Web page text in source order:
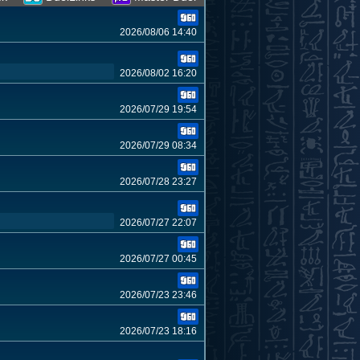
2026/08/06 14:40
2026/08/02 16:20
2026/07/29 19:54
2026/07/29 08:34
2026/07/28 23:27
2026/07/27 22:07
2026/07/27 00:45
2026/07/23 23:46
2026/07/23 18:16